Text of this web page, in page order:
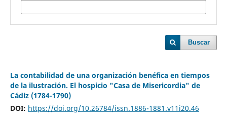
Buscar
La contabilidad de una organización benéfica en tiempos
de la ilustración. El hospicio "Casa de Misericordia" de
Cádiz (1784-1790)
DOI: https://doi.org/10.26784/issn.1886-1881.v11i20.46